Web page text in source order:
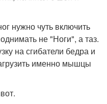
нужно чуть включить
не "Ноги", а таз.
на сгибатели бедра и
именно мышцы